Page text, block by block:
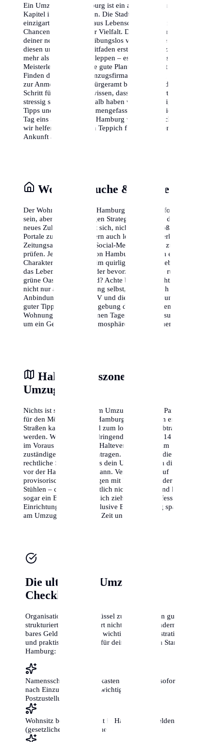
Ein Umzug nach Hamburg ist ein aufregendes neues
Kapitel in deinem Leben. Die Stadt bietet eine
einzigartige Mischung aus Lebensqualität, beruflichen
Chancen und kultureller Vielfalt. Damit der Start in
deiner neuen Heimat reibungslos verläuft, haben wir
diesen umfassenden Leitfaden erstellt. Ein Umzug ist
mehr als nur Kisten schleppen – es ist eine logistische
Meisterleistung, die eine gute Planung erfordert. Vom
Finden der richtigen Umzugsfirma in Hamburg bis hin
zur Anmeldung beim Bürgeramt begleiten wir dich
Schritt für Schritt. Wir wissen, dass ein Wohnortwechsel
stressig sein kann, deshalb haben wir die wichtigsten
Tipps und Tricks zusammengefasst, damit du dich von
Tag eins an wohlfühlst. Hamburg wartet auf dich, und
wir helfen dir, den roten Teppich für deine eigene
Ankunft auszurollen.
Wohnungssuche & Stadtteile
Der Wohnungsmarkt in Hamburg kann herausfordernd
sein, aber mit der richtigen Strategie findest du dein
neues Zuhause. Es lohnt sich, nicht nur die großen
Portale zu nutzen, sondern auch lokale Netzwerke,
Zeitungsannoncen und Social-Media-Gruppen zu
prüfen. Jeder Stadtteil von Hamburg hat seinen eigenen
Charakter. Möchtest du im quirligen Zentrum leben, wo
das Leben nie schläft, oder bevorzugst du eine ruhige,
grüne Oase am Stadtrand? Achte bei der Besichtigung
nicht nur auf die Wohnung selbst, sondern auch auf die
Anbindung an den ÖPNV und die Nahversorgung. Ein
guter Tipp ist es, die Umgebung der potenziellen neuen
Wohnung zu verschiedenen Tageszeiten zu besuchen,
um ein Gefühl für die Atmosphäre zu bekommen.
Halteverbotszone am
Umzugstag
Nichts ist stressiger als am Umzugstag keinen Parkplatz
für den Möbelwagen in Hamburg zu finden. In engen
Straßen kann dies schnell zum logistischen Albtraum
werden. Wir empfehlen dringend, mindestens 14 Tage
im Voraus eine offizielle Halteverbotszone beim
zuständigen Amt zu beantragen. Dies gibt dir die
rechtliche Sicherheit, dass dein Umzugswagen direkt
vor der Haustür parken kann. Vertraue nicht auf
provisorische Absperrungen mit Flatterband oder
Stühlen – diese sind rechtlich nicht bindend und können
sogar ein Bußgeld nach sich ziehen. Eine professionelle
Einrichtung der Zone inklusive Beschilderung spart dir
am Umzugstag wertvolle Zeit und Nerven.
Die ultimative Umzugs-
Checkliste
Organisation ist der Schlüssel zum Erfolg. Ein gut
strukturierter Umzug spart nicht nur Zeit, sondern auch
bares Geld. Hier sind die wichtigsten administrativen
und praktischen Schritte für deinen perfekten Start in
Hamburg:
Namensschilder an Briefkasten und Klingel sofort
nach Einzug anbringen (wichtig für die
Postzustellung!)
Wohnsitz beim Bürgeramt in Hamburg anmelden
(gesetzliche Frist: 2 Wochen)